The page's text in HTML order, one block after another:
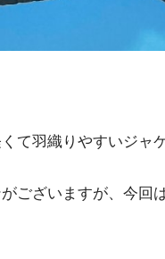
て羽織りやすいジャ
ございますが、今回